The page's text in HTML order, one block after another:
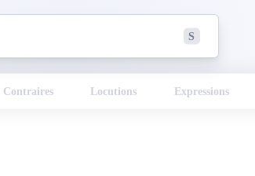
S
Contraires Locutions Expressions